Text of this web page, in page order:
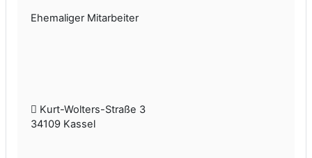
Ehemaliger Mitarbeiter
Kurt-Wolters-Straße 3
34109 Kassel